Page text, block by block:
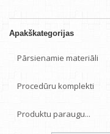
Apakškategorijas
Pārsienamie materiāli
Procedūru komplekti
Produktu paraugu...